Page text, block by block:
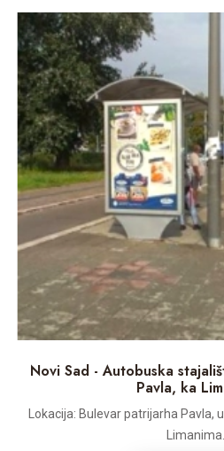
Novi Sad - Autobuska
Pavla, ka
Lokacija: Bulevar patrijarha Pavla,
Limanima...